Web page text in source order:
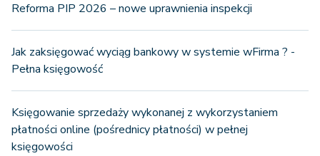
Reforma PIP 2026 – nowe uprawnienia inspekcji
Jak zaksięgować wyciąg bankowy w systemie wFirma ? -
Pełna księgowość
Księgowanie sprzedaży wykonanej z wykorzystaniem
płatności online (pośrednicy płatności) w pełnej
księgowości